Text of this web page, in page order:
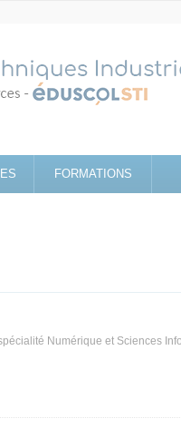
FORMATIONS
Numérique et Sciences